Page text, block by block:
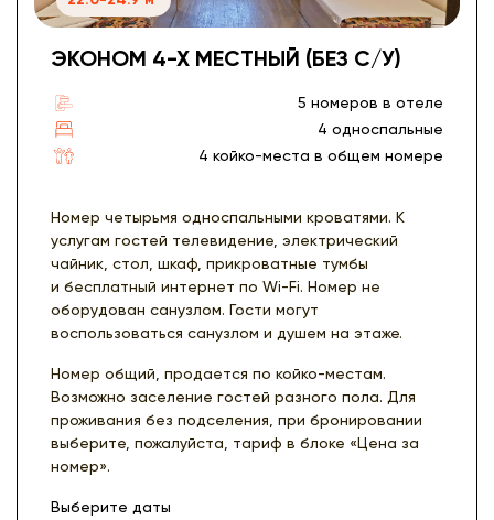
ЭКОНОМ 4-Х МЕСТНЫЙ (БЕЗ С/У)
5 номеров в отеле
4 односпальные
4 койко-места в общем номере
Номер четырьмя односпальными кроватями. К
услугам гостей телевидение, электрический
чайник, стол, шкаф, прикроватные тумбы
и бесплатный интернет по Wi-Fi. Номер не
оборудован санузлом. Гости могут
воспользоваться санузлом и душем на этаже.
Номер общий, продается по койко-местам.
Возможно заселение гостей разного пола. Для
проживания без подселения, при бронировании
выберите, пожалуйста, тариф в блоке «Цена за
номер».
Выберите даты